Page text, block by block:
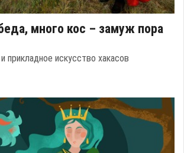
много кос – замуж пора
прикладное искусство хакасов